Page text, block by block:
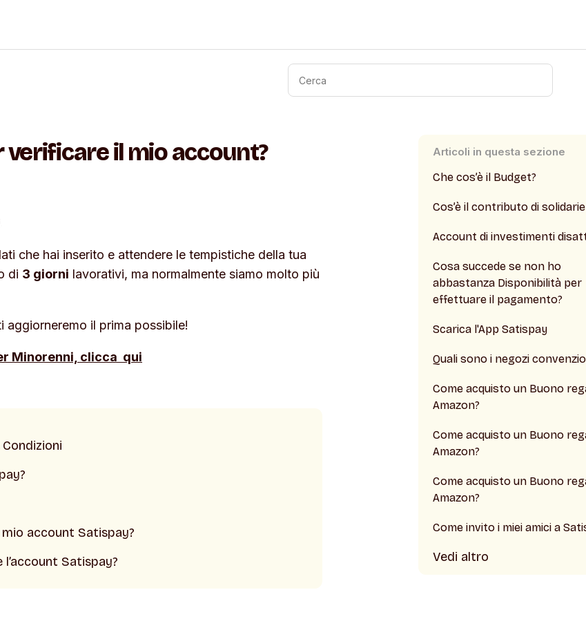
il mio account?
che hai inserito e attendere le tempistiche della tua
di 3 giorni lavorativi, ma normalmente siamo molto più
aggiorneremo il prima possibile!
Minorenni, clicca qui
account Satispay?
Satispay?
Articoli in questa sezione
Che cos’è il Budget?
Cos’è il contributo di
Account di investimenti
Cosa succede se non ho
abbastanza Disponibilità per
effettuare il pagamento?
Scarica l'App Satispay
Quali sono i negozi
Come acquisto un Buono
Amazon?
Come acquisto un Buono
Amazon?
Come acquisto un Buono
Amazon?
Come invito i miei amici a
Vedi altro